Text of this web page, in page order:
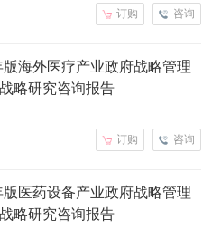
咨询
订购
版海外医疗产业政府战略管理
略研究咨询报告
咨询
订购
版医药设备产业政府战略管理
略研究咨询报告